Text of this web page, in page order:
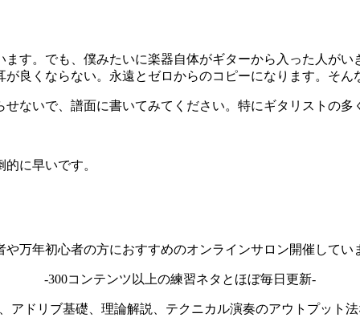
す。でも、僕みたいに楽器自体がギターから入った人が
良くならない。永遠とゼロからのコピーになります。そ
ないで、譜面に書いてみてください。特にギタリストの
に早いです。
や万年初心者の方におすすめのオンラインサロン開催してい
-300コンテンツ以上の練習ネタとほぼ毎日更新-
アドリブ基礎、理論解説、テクニカル演奏のアウトプット